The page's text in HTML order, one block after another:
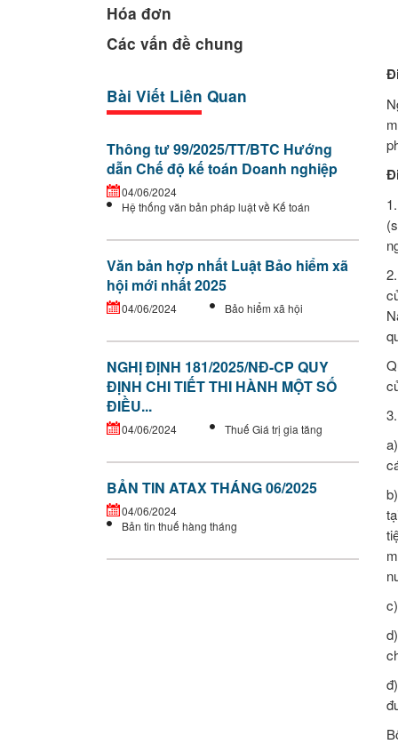
Hóa đơn
Các vấn đề chung
Bài Viết Liên Quan
Thông tư 99/2025/TT/BTC Hướng
dẫn Chế độ kế toán Doanh nghiệp
04/06/2024
Hệ thống văn bản pháp luật về Kế toán
Văn bản hợp nhất Luật Bảo hiểm xã
hội mới nhất 2025
04/06/2024 Bảo hiểm xã hội
NGHỊ ĐỊNH 181/2025/NĐ-CP QUY
ĐỊNH CHI TIẾT THI HÀNH MỘT SỐ
ĐIỀU...
04/06/2024 Thuế Giá trị gia tăng
BẢN TIN ATAX THÁNG 06/2025
04/06/2024
Bản tin thuế hàng tháng